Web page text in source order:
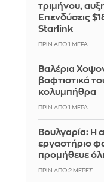
τριμήνου,
Επενδύσεις
Starlink
ΠΡΙΝ ΑΠΌ 1 ΜΈΡΑ
Βαλέρια
βαφτιστικά
κολυμπήθρα
ΠΡΙΝ ΑΠΌ 1 ΜΈΡΑ
Βουλγαρία: Η
εργαστήριο
προμήθευε
ΠΡΙΝ ΑΠΌ 2 ΜΈΡΕΣ